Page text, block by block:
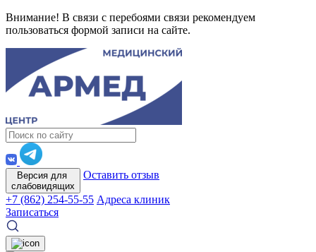
Внимание! В связи с перебоями связи рекомендуем
пользоваться формой записи на сайте.
Версия для
слабовидящих
Оставить отзыв
+7 (862) 254-55-55 Адреса клиник
Записаться